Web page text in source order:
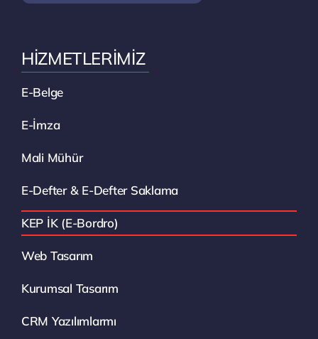
HİZMETLERİMİZ
E-Belge
E-İmza
Mali Mühür
E-Defter & E-Defter Saklama
KEP İK (E-Bordro)
Web Tasarım
Kurumsal Tasarım
CRM Yazılımlarmı